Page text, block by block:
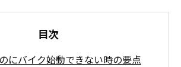
目次
にバイク始動できない時の要点